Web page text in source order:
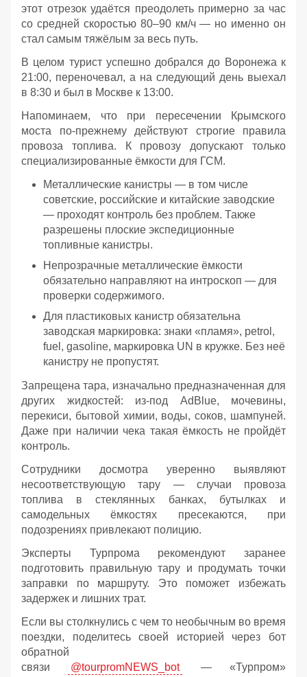
этот отрезок удаётся преодолеть примерно за час
со средней скоростью 80–90 км/ч — но именно он
стал самым тяжёлым за весь путь.
В целом турист успешно добрался до Воронежа к
21:00, переночевал, а на следующий день выехал
в 8:30 и был в Москве к 13:00.
Напоминаем, что при пересечении Крымского
моста по‑прежнему действуют строгие правила
провоза топлива. К провозу допускают только
специализированные ёмкости для ГСМ.
Металлические канистры — в том числе
советские, российские и китайские заводские
— проходят контроль без проблем. Также
разрешены плоские экспедиционные
топливные канистры.
Непрозрачные металлические ёмкости
обязательно направляют на интроскоп — для
проверки содержимого.
Для пластиковых канистр обязательна
заводская маркировка: знаки «пламя», petrol,
fuel, gasoline, маркировка UN в кружке. Без неё
канистру не пропустят.
Запрещена тара, изначально предназначенная для
других жидкостей: из‑под AdBlue, мочевины,
перекиси, бытовой химии, воды, соков, шампуней.
Даже при наличии чека такая ёмкость не пройдёт
контроль.
Сотрудники досмотра уверенно выявляют
несоответствующую тару — случаи провоза
топлива в стеклянных банках, бутылках и
самодельных ёмкостях пресекаются, при
подозрениях привлекают полицию.
Эксперты Турпрома рекомендуют заранее
подготовить правильную тару и продумать точки
заправки по маршруту. Это поможет избежать
задержек и лишних трат.
Если вы столкнулись с чем то необычным во время
поездки, поделитесь своей историей через бот
обратной
связи
@tourpromNEWS_bot
— «Турпром»